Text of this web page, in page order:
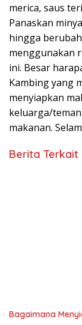
merica, saus
Panaskan
hingga
menggunakan
ini. Besar
Kambing yang
menyiapkan
keluarga/
makanan.
Berita Terkait
Bagaimana